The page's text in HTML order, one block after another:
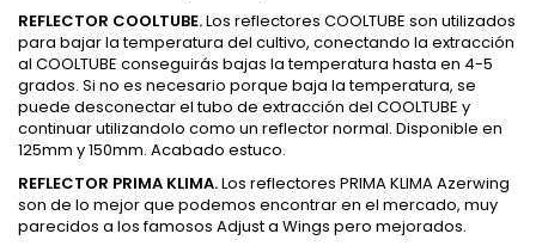
REFLECTOR COOLTUBE.Los reflectores COOLTUBE son utilizados
para bajar la temperatura del cultivo, conectando la extracción
al COOLTUBE conseguirás bajas la temperatura hasta en 4-5
grados. Si no es necesario porque baja la temperatura, se
puede desconectar el tubo de extracción del COOLTUBE y
continuar utilizandolo como un reflector normal. Disponible en
125mm y 150mm. Acabado estuco.
REFLECTOR PRIMA KLIMA.Los reflectores PRIMA KLIMA Azerwing
son de lo mejor que podemos encontrar en el mercado, muy
parecidos a los famosos Adjust a Wings pero mejorados.